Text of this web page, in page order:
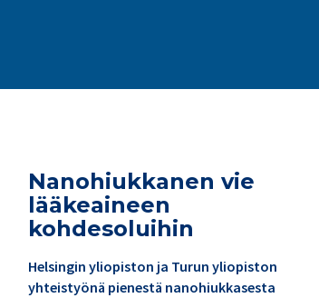
Nanohiukkanen vie
lääkeaineen
kohdesoluihin
Helsingin yliopiston ja Turun yliopiston
yhteistyönä pienestä nanohiukkasesta